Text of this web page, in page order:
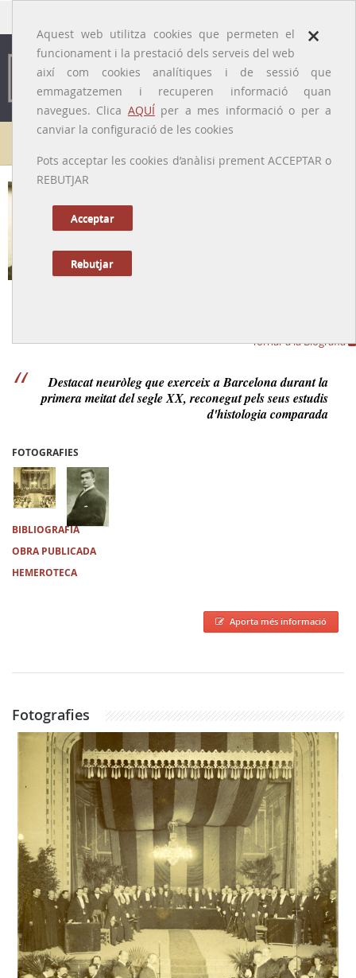
×
Aquest web utilitza cookies que permeten el
funcionament i la prestació dels serveis del web
així com cookies analítiques i de sessió que
emmagatzemen i recuperen informació quan
navegues. Clica AQUÍper a mes informació o per a
canviar la configuració de les cookies
Pots acceptar les cookies d’anàlisi prement ACCEPTAR o
REBUTJAR
Acceptar
Rebutjar
Galeria de metges
Tornar a la Biografia
Destacat neuròleg que exerceix a Barcelona durant la
primera meitat del segle XX, reconegut pels seus estudis
d'histologia comparada
FOTOGRAFIES
BIBLIOGRAFIA
OBRA PUBLICADA
HEMEROTECA
Aporta més informació
Fotografies